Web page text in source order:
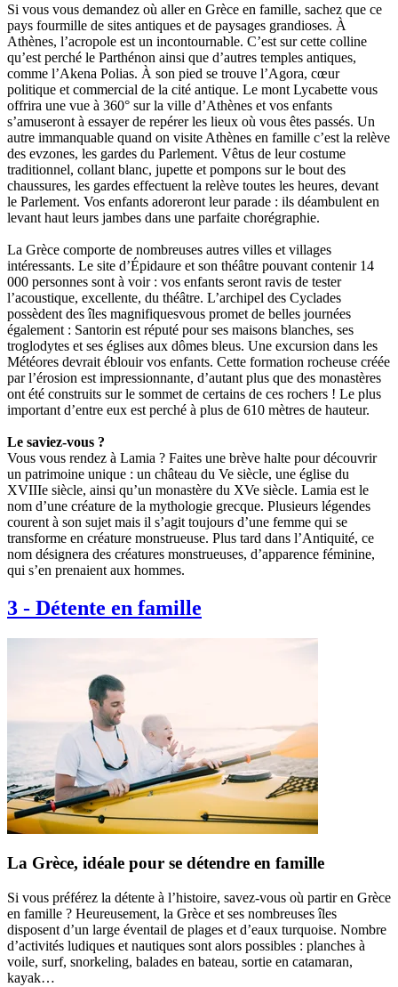
Si vous vous demandez où aller en Grèce en famille, sachez que ce
pays fourmille de sites antiques et de paysages grandioses. À
Athènes, l’acropole est un incontournable. C’est sur cette colline
qu’est perché le Parthénon ainsi que d’autres temples antiques,
comme l’Akena Polias. À son pied se trouve l’Agora, cœur
politique et commercial de la cité antique. Le mont Lycabette vous
offrira une vue à 360° sur la ville d’Athènes et vos enfants
s’amuseront à essayer de repérer les lieux où vous êtes passés. Un
autre immanquable quand on visite Athènes en famille c’est la relève
des evzones, les gardes du Parlement. Vêtus de leur costume
traditionnel, collant blanc, jupette et pompons sur le bout des
chaussures, les gardes effectuent la relève toutes les heures, devant
le Parlement. Vos enfants adoreront leur parade : ils déambulent en
levant haut leurs jambes dans une parfaite chorégraphie.
La Grèce comporte de nombreuses autres villes et villages
intéressants. Le site d’Épidaure et son théâtre pouvant contenir 14
000 personnes sont à voir : vos enfants seront ravis de tester
l’acoustique, excellente, du théâtre. L’archipel des Cyclades
possèdent des îles magnifiquesvous promet de belles journées
également : Santorin est réputé pour ses maisons blanches, ses
troglodytes et ses églises aux dômes bleus. Une excursion dans les
Météores devrait éblouir vos enfants. Cette formation rocheuse créée
par l’érosion est impressionnante, d’autant plus que des monastères
ont été construits sur le sommet de certains de ces rochers ! Le plus
important d’entre eux est perché à plus de 610 mètres de hauteur.
Le saviez-vous ?
Vous vous rendez à Lamia ? Faites une brève halte pour découvrir
un patrimoine unique : un château du Ve siècle, une église du
XVIIIe siècle, ainsi qu’un monastère du XVe siècle. Lamia est le
nom d’une créature de la mythologie grecque. Plusieurs légendes
courent à son sujet mais il s’agit toujours d’une femme qui se
transforme en créature monstrueuse. Plus tard dans l’Antiquité, ce
nom désignera des créatures monstrueuses, d’apparence féminine,
qui s’en prenaient aux hommes.
3 - Détente en famille
La Grèce, idéale pour se détendre en famille
Si vous préférez la détente à l’histoire, savez-vous où partir en Grèce
en famille ? Heureusement, la Grèce et ses nombreuses îles
disposent d’un large éventail de plages et d’eaux turquoise. Nombre
d’activités ludiques et nautiques sont alors possibles : planches à
voile, surf, snorkeling, balades en bateau, sortie en catamaran,
kayak…